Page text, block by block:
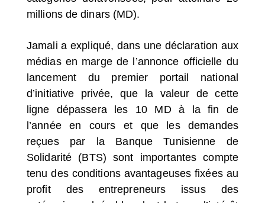
millions de dinars (MD).
Jamali a expliqué, dans une déclaration aux
médias en marge de l’annonce officielle du
lancement du premier portail national
d’initiative privée, que la valeur de cette
ligne dépassera les 10 MD à la fin de
l’année en cours et que les demandes
reçues par la Banque Tunisienne de
Solidarité (BTS) sont importantes compte
tenu des conditions avantageuses fixées au
profit des entrepreneurs issus des